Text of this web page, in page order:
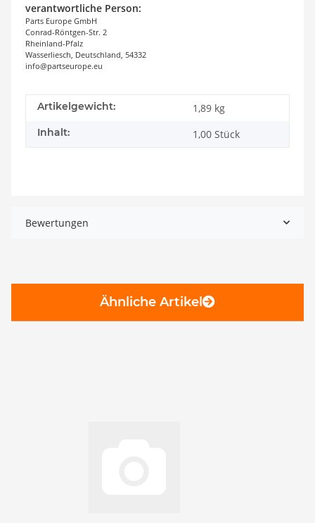
verantwortliche Person:
Parts Europe GmbH
Conrad-Röntgen-Str. 2
Rheinland-Pfalz
Wasserliesch, Deutschland, 54332
info@partseurope.eu
Artikelgewicht: 1,89 kg
Inhalt: 1,00 Stück
Bewertungen
Ähnliche Artikel